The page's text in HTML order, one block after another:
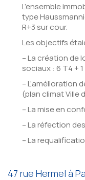
L’ensemble
type
R+3 sur cour.
Les objectifs
– La création de
sociaux : 6 T4 +
– L’amélioration
(plan climat Ville
– La mise en
– La réfection
– La
47 rue Hermel à